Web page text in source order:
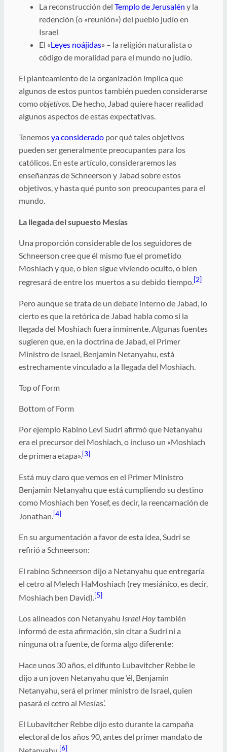
La reconstrucción del Templo de Jerusalén y la
redención (o «reunión») del pueblo judío en
Israel
El «Leyes noájidas» – la religión naturalista o
código de moralidad para el mundo no judío.
El planteamiento de la organización implica que
algunos de estos puntos también pueden considerarse
comoobjetivos. De hecho, Jabad quiere hacer realidad
algunos aspectos de estas expectativas.
Tenemosya consideradopor qué tales objetivos
pueden ser generalmente preocupantes para los
católicos. En este artículo, consideraremos las
enseñanzas de Schneerson y Jabad sobre estos
objetivos, y hasta qué punto son preocupantes para el
mundo.
La llegada del supuesto Mesías
Una proporción considerable de los seguidores de
Schneerson cree que él mismo fue el prometido
Moshiach y que, o bien sigue viviendo oculto, o bien
regresará de entre los muertos a su debido tiempo.[2]
Pero aunque se trata de un debate interno de Jabad, lo
cierto es que la retórica de Jabad habla como si la
llegada del Moshiach fuera inminente. Algunas fuentes
sugieren que, en la doctrina de Jabad, el Primer
Ministro de Israel, Benjamin Netanyahu, está
estrechamente vinculado a la llegada del Moshiach.
Top of Form
Bottom of Form
Por ejemplo Rabino Levi Sudri afirmó que Netanyahu
era el precursor del Moshiach, o incluso un «Moshiach
de primera etapa».[3]
Está muy claro que vemos en el Primer Ministro
Benjamin Netanyahu que está cumpliendo su destino
como Moshiach ben Yosef, es decir, la reencarnación de
Jonathan.[4]
En su argumentación a favor de esta idea, Sudri se
refirió a Schneerson:
El rabino Schneerson dijo a Netanyahu que entregaría
el cetro al Melech HaMoshiach (rey mesiánico, es decir,
Moshiach ben David).[5]
Los alineados con Netanyahu Israel Hoytambién
informó de esta afirmación, sin citar a Sudri ni a
ninguna otra fuente, de forma algo diferente:
Hace unos 30 años, el difunto Lubavitcher Rebbe le
dijo a un joven Netanyahu que ‘él, Benjamin
Netanyahu, será el primer ministro de Israel, quien
pasará el cetro al Mesías’.
El Lubavitcher Rebbe dijo esto durante la campaña
electoral de los años 90, antes del primer mandato de
[6]